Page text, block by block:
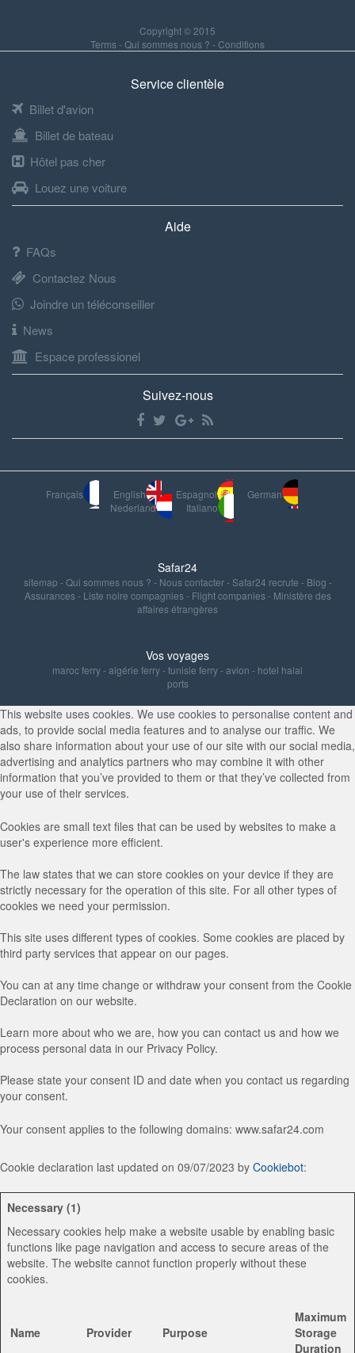
Copyright © 2015
Terms-Qui sommes nous ? -Conditions
Service clientèle
Billet d'avion
Billet de bateau
Hôtel pas cher
Louez une voiture
Aide
FAQs
Contactez Nous
Joindre un téléconseiller
News
Espace professionel
Suivez-nous
Français English Espagnol
German
Nederland
Italiano
Safar24
sitemap -Qui sommes nous ? - Nous contacter-Safar24 recrute - Blog -
Assurances- Liste noire compagnies- Flight companies- Ministère des
affaires étrangères
Vos voyages
maroc ferry-algérie ferry-tunisie ferry-avion - hotel halal
ports
This website uses cookies. We use cookies to personalise content and
ads, to provide social media features and to analyse our traffic. We
also share information about your use of our site with our social media,
advertising and analytics partners who may combine it with other
information that you’ve provided to them or that they’ve collected from
your use of their services.
Cookies are small text files that can be used by websites to make a
user's experience more efficient.
The law states that we can store cookies on your device if they are
strictly necessary for the operation of this site. For all other types of
cookies we need your permission.
This site uses different types of cookies. Some cookies are placed by
third party services that appear on our pages.
You can at any time change or withdraw your consent from the Cookie
Declaration on our website.
Learn more about who we are, how you can contact us and how we
process personal data in our Privacy Policy.
Please state your consent ID and date when you contact us regarding
your consent.
Your consent applies to the following domains: www.safar24.com
Cookie declaration last updated on 09/07/2023 by Cookiebot:
Necessary (1)
Necessary cookies help make a website usable by enabling basic
functions like page navigation and access to secure areas of the
website. The website cannot function properly without these
cookies.
Name Provider Purpose
Maximum
Storage
Duration